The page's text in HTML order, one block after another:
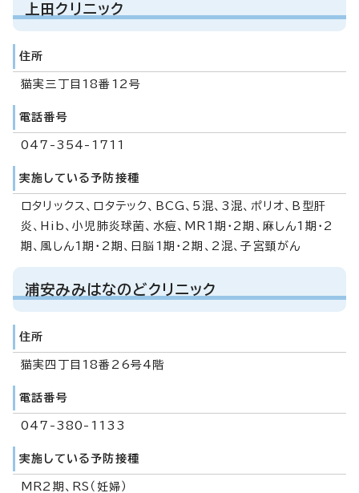
上田クリニック
住所
猫実三丁目18番12号
電話番号
047-354-1711
実施している予防接種
ロタリックス、ロタテック、BCG、5混、3混、ポリオ、B型肝
炎、Hib、小児肺炎球菌、水痘、MR1期・2期、麻しん1期・2
期、風しん1期・2期、日脳1期・2期、2混、子宮頸がん
浦安みみはなのどクリニック
住所
猫実四丁目18番26号4階
電話番号
047-380-1133
実施している予防接種
MR2期、RS（妊婦）